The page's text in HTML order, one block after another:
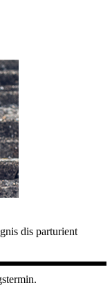
dis parturient